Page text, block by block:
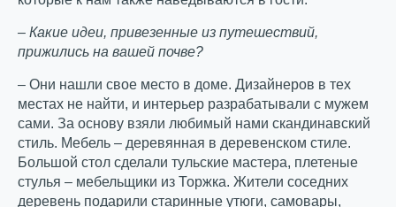
– Какие идеи, привезенные из путешествий,
прижились на вашей почве?
– Они нашли свое место в доме. Дизайнеров в тех
местах не найти, и интерьер разрабатывали с мужем
сами. За основу взяли любимый нами скандинавский
стиль. Мебель – деревянная в деревенском стиле.
Большой стол сделали тульские мастера, плетеные
стулья – мебельщики из Торжка. Жители соседних
деревень подарили старинные утюги, самовары,